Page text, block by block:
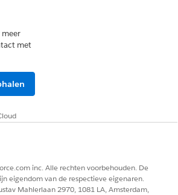
meer
met
inc. Alle rechten voorbehouden. De
eigendom van de respectieve eigenaren.
Mahlerlaan 2970, 1081 LA, Amsterdam,